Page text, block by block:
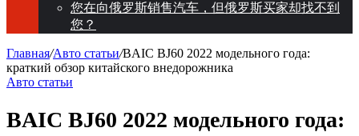
您在向俄罗斯销售汽车，但俄罗斯买家却找不到
您？
Главная/Авто статьи/BAIC BJ60 2022 модельного года:
краткий обзор китайского внедорожника
Авто статьи
BAIC BJ60 2022 модельного года: